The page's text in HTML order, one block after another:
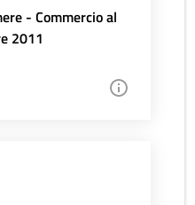
- Commercio al
2011